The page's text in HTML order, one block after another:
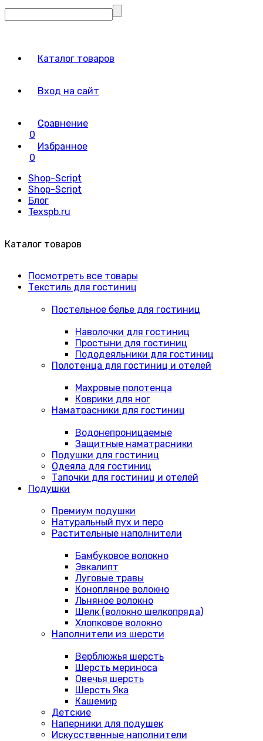
Каталог товаров
Вход на сайт
Сравнение
0
Избранное
0
Shop-Script
Shop-Script
Блог
Texspb.ru
Каталог товаров
Посмотреть все товары
Текстиль для гостиниц
Постельное белье для гостиниц
Наволочки для гостиниц
Простыни для гостиниц
Пододеяльники для гостиниц
Полотенца для гостиниц и отелей
Махровые полотенца
Коврики для ног
Наматрасники для гостиниц
Водонепроницаемые
Защитные наматрасники
Подушки для гостиниц
Одеяла для гостиниц
Тапочки для гостиниц и отелей
Подушки
Премиум подушки
Натуральный пух и перо
Растительные наполнители
Бамбуковое волокно
Эвкалипт
Луговые травы
Конопляное волокно
Льняное волокно
Шелк (волокно шелкопряда)
Хлопковое волокно
Наполнители из шерсти
Верблюжья шерсть
Шерсть мериноса
Овечья шерсть
Шерсть Яка
Кашемир
Детские
Наперники для подушек
Искусственные наполнители